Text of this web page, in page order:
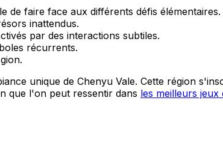
de faire face aux différents défis élémentaires.
inattendus.
par des interactions subtiles.
récurrents.
unique de Chenyu Vale. Cette région
que l'on peut ressentir dans les meilleurs jeux